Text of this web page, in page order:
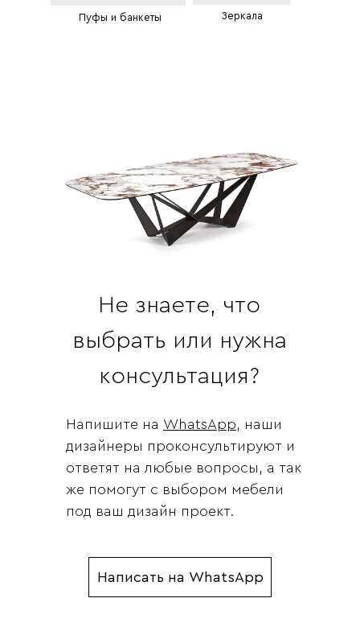
Пуфы и банкеты Зеркала
Напишите на WhatsApp, наши
дизайнеры проконсультируют и
ответят на любые вопросы, а так
же помогут с выбором мебели
под ваш дизайн проект.
Не знаете, что
выбрать или нужна
консультация?
Написать на WhatsApp